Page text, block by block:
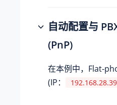
自动配置与
(PnP)
在本例中，Flat-
(IP： 192.168.28.39